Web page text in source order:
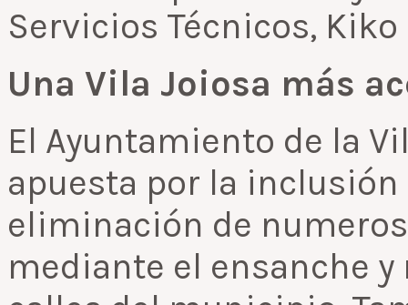
Servicios Técnicos, Kiko
Una Vila Joiosa más
El Ayuntamiento de la
apuesta por la
eliminación de
mediante el ensanche